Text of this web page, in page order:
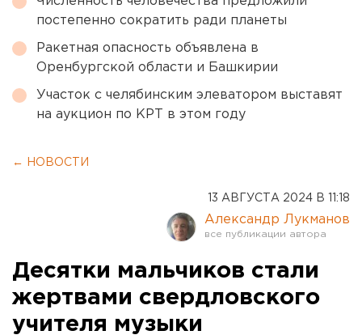
постепенно сократить ради планеты
Ракетная опасность объявлена в
Оренбургской области и Башкирии
Участок с челябинским элеватором выставят
на аукцион по КРТ в этом году
← НОВОСТИ
13 АВГУСТА 2024 В 11:18
Александр Лукманов
Десятки мальчиков стали
жертвами свердловского
учителя музыки